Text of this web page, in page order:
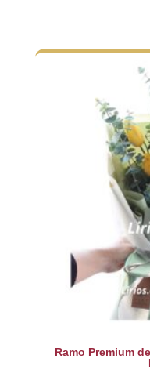
Ramo Premium